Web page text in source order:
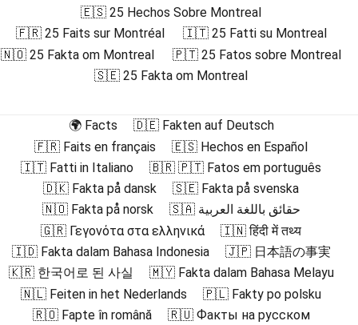
🇪🇸 25 Hechos Sobre Montreal
🇫🇷 25 Faits sur Montréal
🇮🇹 25 Fatti su Montreal
🇳🇴 25 Fakta om Montreal
🇵🇹 25 Fatos sobre Montreal
🇸🇪 25 Fakta om Montreal
🌍 Facts
🇩🇪 Fakten auf Deutsch
🇫🇷 Faits en français
🇪🇸 Hechos en Español
🇮🇹 Fatti in Italiano
🇧🇷 🇵🇹 Fatos em português
🇩🇰 Fakta på dansk
🇸🇪 Fakta på svenska
🇳🇴 Fakta på norsk
🇸🇦 حقائق باللغة العربية
🇬🇷 Γεγονότα στα ελληνικά
🇮🇳 हिंदी में तथ्य
🇮🇩 Fakta dalam Bahasa Indonesia
🇯🇵 日本語の事実
🇰🇷 한국어로 된 사실
🇲🇾 Fakta dalam Bahasa Melayu
🇳🇱 Feiten in het Nederlands
🇵🇱 Fakty po polsku
🇷🇴 Fapte în română
🇷🇺 Факты на русском